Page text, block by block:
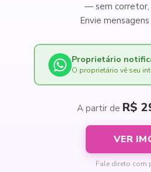
— sem corretor,
Envie
Proprietário
O proprietário vê seu
A partir de R$
VER
Fale direto com